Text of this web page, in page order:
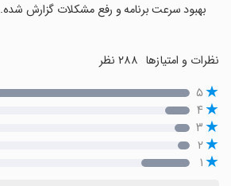
بهبود سرعت برنامه و رفع مشکلات گزارش شده.
نظرات و امتیازها
۵
۴
۳
۲
۱